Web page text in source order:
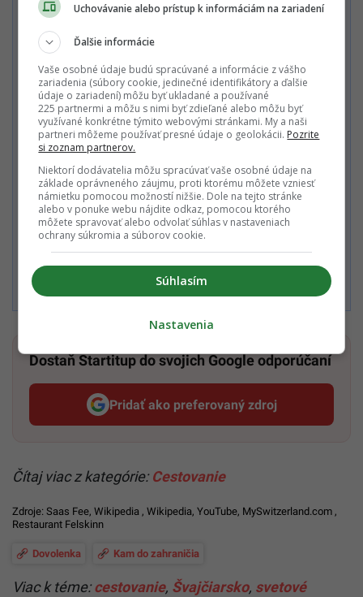
newsletter s obsahom a ponukami Startitup a jeho obchodných
Zaplať jedným kliknutím
Alebo
Zaplatiť kartou
Súhlasím sPodmienkami ochrany súkromia,Podmienkami
Všeobecnými obchodnými podmienkami
Podmienkami TrustPay.
Dostaň Startitup do svojich Google odporúčaní
Pridať ako preferovaný zdroj
Startitup, odkaz sa otvorí v
Čítaj viac z kategórie: Cestovanie
Zdroje: Saas Fee, Wikipedia , Wikipedia, YouTube, MySwitzerland.com ,
Restaurant Felskinn
Dovolenka Kam do zahraničia
Viac k téme:cestovanie, Švajčiarsko, svetové
Uchovávanie alebo prístup k informáciám na zariadení
Ďalšie informácie
Vaše osobné údaje budú spracúvané a informácie z vášho
zariadenia (súbory cookie, jedinečné identifikátory a ďalšie
údaje o zariadení) môžu byť ukladané a používané
225 partnermi a môžu s nimi byť zdieľané alebo môžu byť
využívané konkrétne týmito webovými stránkami. My a naši
partneri môžeme používať presné údaje o geolokácii. Pozrite
si zoznam partnerov.
Niektorí dodávatelia môžu spracúvať vaše osobné údaje na
základe oprávneného záujmu, proti ktorému môžete vzniesť
námietku pomocou možností nižšie. Dole na tejto stránke
alebo v ponuke webu nájdite odkaz, pomocou ktorého
môžete spravovať alebo odvolať súhlas v nastaveniach
ochrany súkromia a súborov cookie.
Súhlasím
Nastavenia